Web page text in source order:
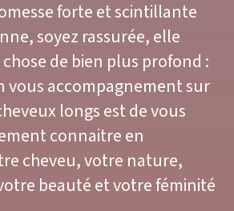
forte et scintillante
soyez rassurée, elle
de bien plus profond :
vous accompagnement sur
longs est de vous
connaitre en
cheveu, votre nature,
beauté et votre féminité